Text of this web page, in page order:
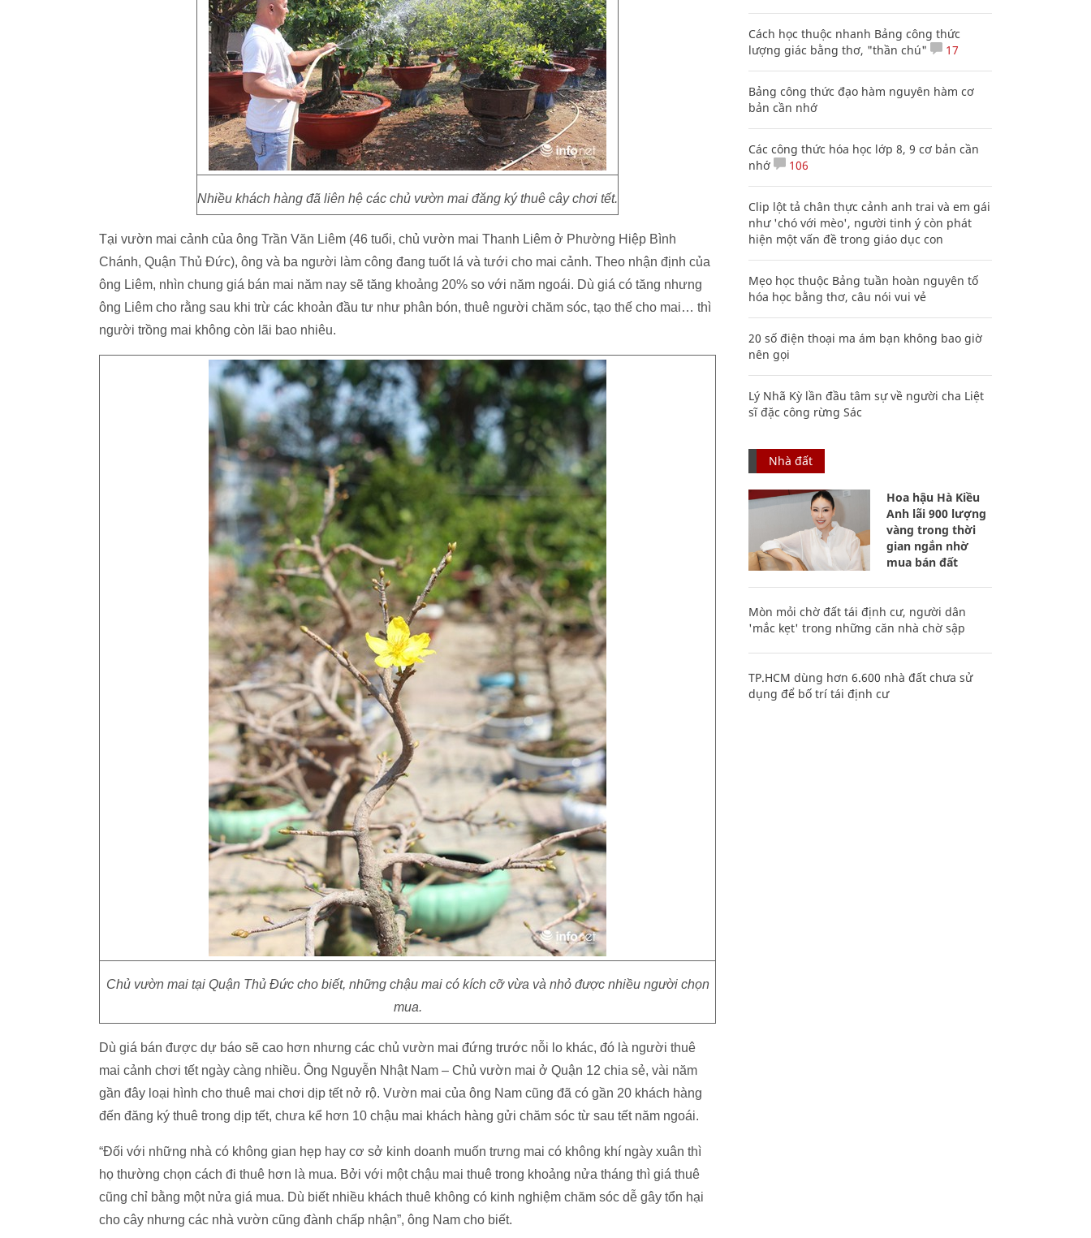
Nhiều khách hàng đã liên hệ các chủ vườn mai đăng ký thuê cây chơi tết.
Tại vườn mai cảnh của ông Trần Văn Liêm (46 tuổi, chủ vườn mai Thanh Liêm ở Phường Hiệp Bình
Chánh, Quận Thủ Đức), ông và ba người làm công đang tuốt lá và tưới cho mai cảnh. Theo nhận định của
ông Liêm, nhìn chung giá bán mai năm nay sẽ tăng khoảng 20% so với năm ngoái. Dù giá có tăng nhưng
ông Liêm cho rằng sau khi trừ các khoản đầu tư như phân bón, thuê người chăm sóc, tạo thế cho mai… thì
người trồng mai không còn lãi bao nhiêu.
Chủ vườn mai tại Quận Thủ Đức cho biết, những chậu mai có kích cỡ vừa và nhỏ được nhiều người chọn
mua.
Dù giá bán được dự báo sẽ cao hơn nhưng các chủ vườn mai đứng trước nỗi lo khác, đó là người thuê
mai cảnh chơi tết ngày càng nhiều. Ông Nguyễn Nhật Nam – Chủ vườn mai ở Quận 12 chia sẻ, vài năm
gần đây loại hình cho thuê mai chơi dịp tết nở rộ. Vườn mai của ông Nam cũng đã có gần 20 khách hàng
đến đăng ký thuê trong dịp tết, chưa kể hơn 10 chậu mai khách hàng gửi chăm sóc từ sau tết năm ngoái.
“Đối với những nhà có không gian hẹp hay cơ sở kinh doanh muốn trưng mai có không khí ngày xuân thì
họ thường chọn cách đi thuê hơn là mua. Bởi với một chậu mai thuê trong khoảng nửa tháng thì giá thuê
cũng chỉ bằng một nửa giá mua. Dù biết nhiều khách thuê không có kinh nghiệm chăm sóc dễ gây tổn hại
cho cây nhưng các nhà vườn cũng đành chấp nhận”, ông Nam cho biết.
Cách học thuộc nhanh Bảng công thức
lượng giác bằng thơ, "thần chú"
17
Bảng công thức đạo hàm nguyên hàm cơ
bản cần nhớ
Các công thức hóa học lớp 8, 9 cơ bản cần
nhớ
106
Clip lột tả chân thực cảnh anh trai và em gái
như 'chó với mèo', người tinh ý còn phát
hiện một vấn đề trong giáo dục con
Mẹo học thuộc Bảng tuần hoàn nguyên tố
hóa học bằng thơ, câu nói vui vẻ
20 số điện thoại ma ám bạn không bao giờ
nên gọi
Lý Nhã Kỳ lần đầu tâm sự về người cha Liệt
sĩ đặc công rừng Sác
Nhà đất
Hoa hậu Hà Kiều
Anh lãi 900 lượng
vàng trong thời
gian ngắn nhờ
mua bán đất
Mòn mỏi chờ đất tái định cư, người dân
'mắc kẹt' trong những căn nhà chờ sập
TP.HCM dùng hơn 6.600 nhà đất chưa sử
dụng để bố trí tái định cư